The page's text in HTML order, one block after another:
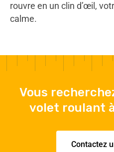
rouvre en un clin d’œil,
calme.
Vous
volet roulant
Contactez